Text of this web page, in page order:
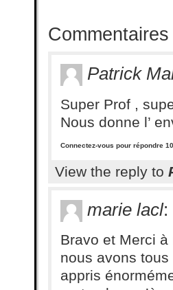
Commentaires
Patrick
Super Prof ,
Nous donne l’
Connectez-vous pour répondre
View the reply to
marie lacl:
Bravo et Merci
nous avons
appris